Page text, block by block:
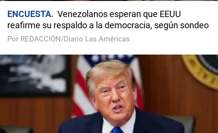
ENCUESTA
Venezolanos esperan que EEUU
reafirme su respaldo a la democracia, según sondeo
Por REDACCIÓN/Diario Las Américas